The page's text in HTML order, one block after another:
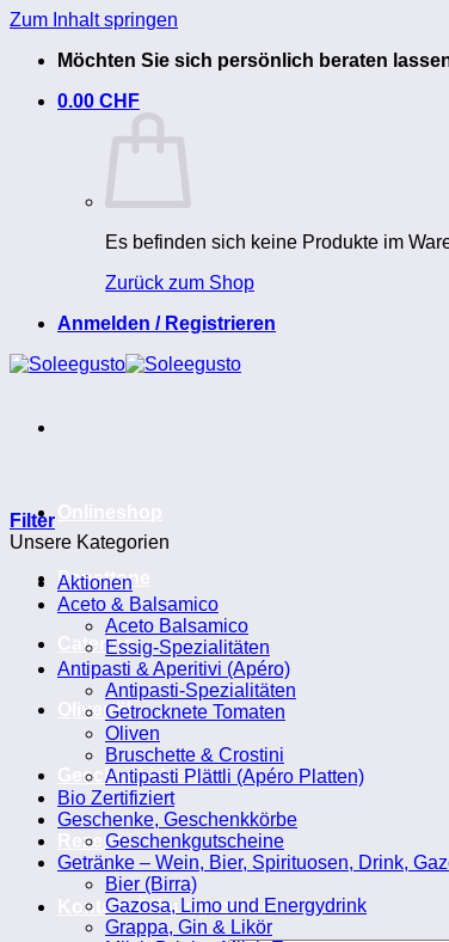
Zum Inhalt springen
Möchten Sie sich persönlich beraten
0.00 CHF
Es befinden sich keine Produkte im
Zurück zum Shop
Anmelden / Registrieren
Panettone
Catering
Olivenöl
Geschenkideen
Rezepte
Kontakt-Öffnungszeiten
Filter
Unsere Kategorien
Aktionen
Aceto & Balsamico
Aceto Balsamico
Essig-Spezialitäten
Antipasti & Aperitivi (Apéro)
Antipasti-Spezialitäten
Getrocknete Tomaten
Oliven
Bruschette & Crostini
Antipasti Plättli (Apéro Platten)
Bio Zertifiziert
Geschenke, Geschenkkörbe
Geschenkgutscheine
Getränke – Wein, Bier, Spirituosen, Drink,
Bier (Birra)
Gazosa, Limo und Energydrink
Grappa, Gin & Likör